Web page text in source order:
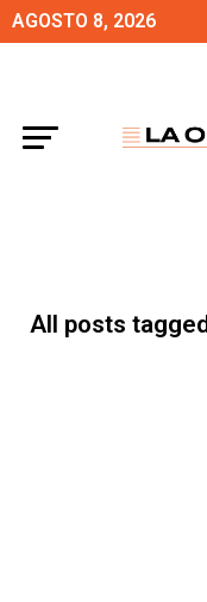
AGOSTO 8, 2026
All posts